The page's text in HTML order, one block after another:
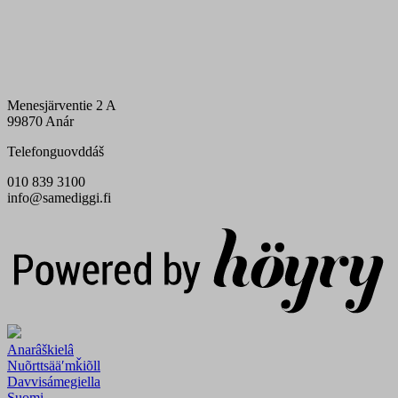
Menesjärventie 2 A
99870 Anár
Telefonguovddáš
010 839 3100
info@samediggi.fi
Anarâškielâ
Nuõrttsääʹmǩiõll
Davvisámegiella